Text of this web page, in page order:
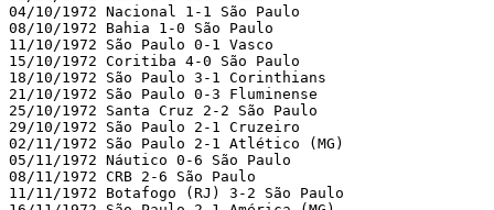
04/10/1972 Nacional 1-1 São Paulo
08/10/1972 Bahia 1-0 São Paulo
11/10/1972 São Paulo 0-1 Vasco
15/10/1972 Coritiba 4-0 São Paulo
18/10/1972 São Paulo 3-1 Corinthians
21/10/1972 São Paulo 0-3 Fluminense
25/10/1972 Santa Cruz 2-2 São Paulo
29/10/1972 São Paulo 2-1 Cruzeiro
02/11/1972 São Paulo 2-1 Atlético (MG)
05/11/1972 Náutico 0-6 São Paulo
08/11/1972 CRB 2-6 São Paulo
11/11/1972 Botafogo (RJ) 3-2 São Paulo